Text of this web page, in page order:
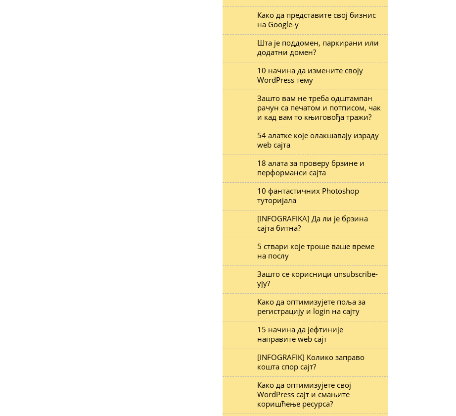
Како да представите свој бизнис
на Google-у
Шта је поддомен, паркирани или
додатни домен?
10 начина да измените своју
WordPress тему
Зашто вам не треба одштампан
рачун са печатом и потписом, чак
и кад вам то књиговођа тражи?
54 алатке које олакшавају израду
web сајта
18 алата за проверу брзине и
перформанси сајта
10 фантастичних Photoshop
туторијала
[INFOGRAFIKA] Да ли је брзина
сајта битна?
5 ствари које троше ваше време
на послу
Зашто се корисници unsubscribe-
ују?
Како да оптимизујете поља за
регистрацију и login на сајту
15 начина да јефтиније
направите web сајт
[INFOGRAFIK] Колико заправо
кошта спор сајт?
Како да оптимизујете свој
WordPress сајт и смањите
коришћење ресурса?